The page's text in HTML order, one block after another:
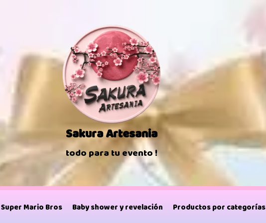
Sakura Artesania
todo para tu evento !
Super Mario Bros Baby shower y revelación Productos por categorías